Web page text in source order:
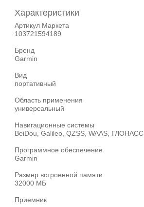
Характеристики
Артикул Маркета
103721594189
Бренд
Garmin
Вид
портативный
Область применения
универсальный
Навигационные системы
BeiDou, Galileo, QZSS, WAAS, ГЛОНАСС
Программное обеспечение
Garmin
Размер встроенной памяти
32000 МБ
Приемник